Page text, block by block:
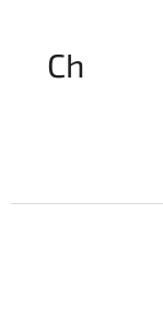
Ch